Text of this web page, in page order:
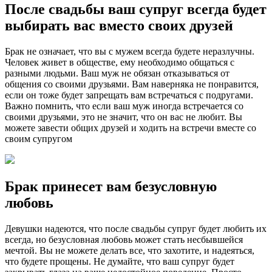
После свадьбы ваш супруг всегда будет
выбирать вас вместо своих друзей
Брак не означает, что вы с мужем всегда будете неразлучны.
Человек живет в обществе, ему необходимо общаться с
разными людьми. Ваш муж не обязан отказываться от
общения со своими друзьями. Вам наверняка не понравится,
если он тоже будет запрещать вам встречаться с подругами.
Важно помнить, что если ваш муж иногда встречается со
своими друзьями, это не значит, что он вас не любит. Вы
можете завести общих друзей и ходить на встречи вместе со
своим супругом
Брак принесет вам безусловную
любовь
Девушки надеются, что после свадьбы супруг будет любить их
всегда, но безусловная любовь может стать несбывшейся
мечтой. Вы не можете делать все, что захотите, и надеяться,
что будете прощены. Не думайте, что ваш супруг будет